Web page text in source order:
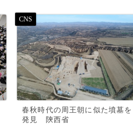
春秋時代の周王朝に似た墳墓を
発見 陝西省